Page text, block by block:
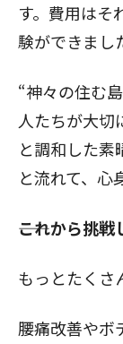
す。費用はそ
験ができまし
“神々の住む
人たちが大切
と調和した素
と流れて、心
――これから挑
もっとたくさ
腰痛改善やボ